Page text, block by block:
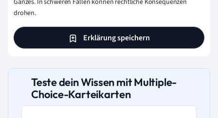
Ganzes. In schweren Fällen können rechtliche Konsequenzen
drohen.
Erklärung speichern
Teste dein Wissen mit Multiple-
Choice-Karteikarten